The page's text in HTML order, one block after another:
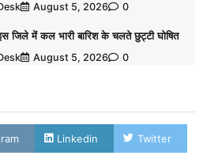
August 5, 2026 0
जिले में कल भारी बारिश के चलते छुट्टी घोषित
August 5, 2026 0
Linkedin Twitter